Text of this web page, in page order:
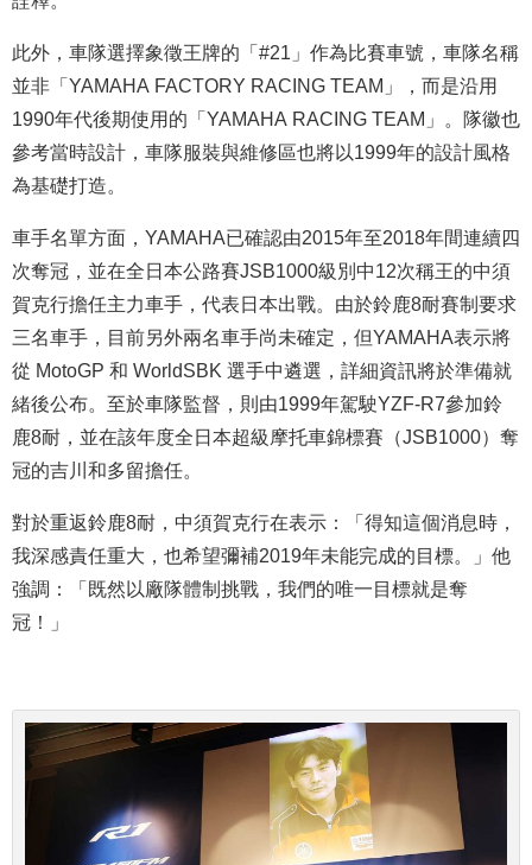
此外，車隊選擇象徵王牌的「#21」作為比賽車號，車隊名稱
並非「YAMAHA FACTORY RACING TEAM」，而是沿用
1990年代後期使用的「YAMAHA RACING TEAM」。隊徽也
參考當時設計，車隊服裝與維修區也將以1999年的設計風格
為基礎打造。
車手名單方面，YAMAHA已確認由2015年至2018年間連續四
次奪冠，並在全日本公路賽JSB1000級別中12次稱王的中須
賀克行擔任主力車手，代表日本出戰。由於鈴鹿8耐賽制要求
三名車手，目前另外兩名車手尚未確定，但YAMAHA表示將
從 MotoGP 和 WorldSBK 選手中遴選，詳細資訊將於準備就
緒後公布。至於車隊監督，則由1999年駕駛YZF-R7參加鈴
鹿8耐，並在該年度全日本超級摩托車錦標賽 （JSB1000） 奪
冠的吉川和多留擔任。
對於重返鈴鹿8耐，中須賀克行在表示：「得知這個消息時，
我深感責任重大，也希望彌補2019年未能完成的目標。」他
強調：「既然以廠隊體制挑戰，我們的唯一目標就是奪
冠 ！ 」